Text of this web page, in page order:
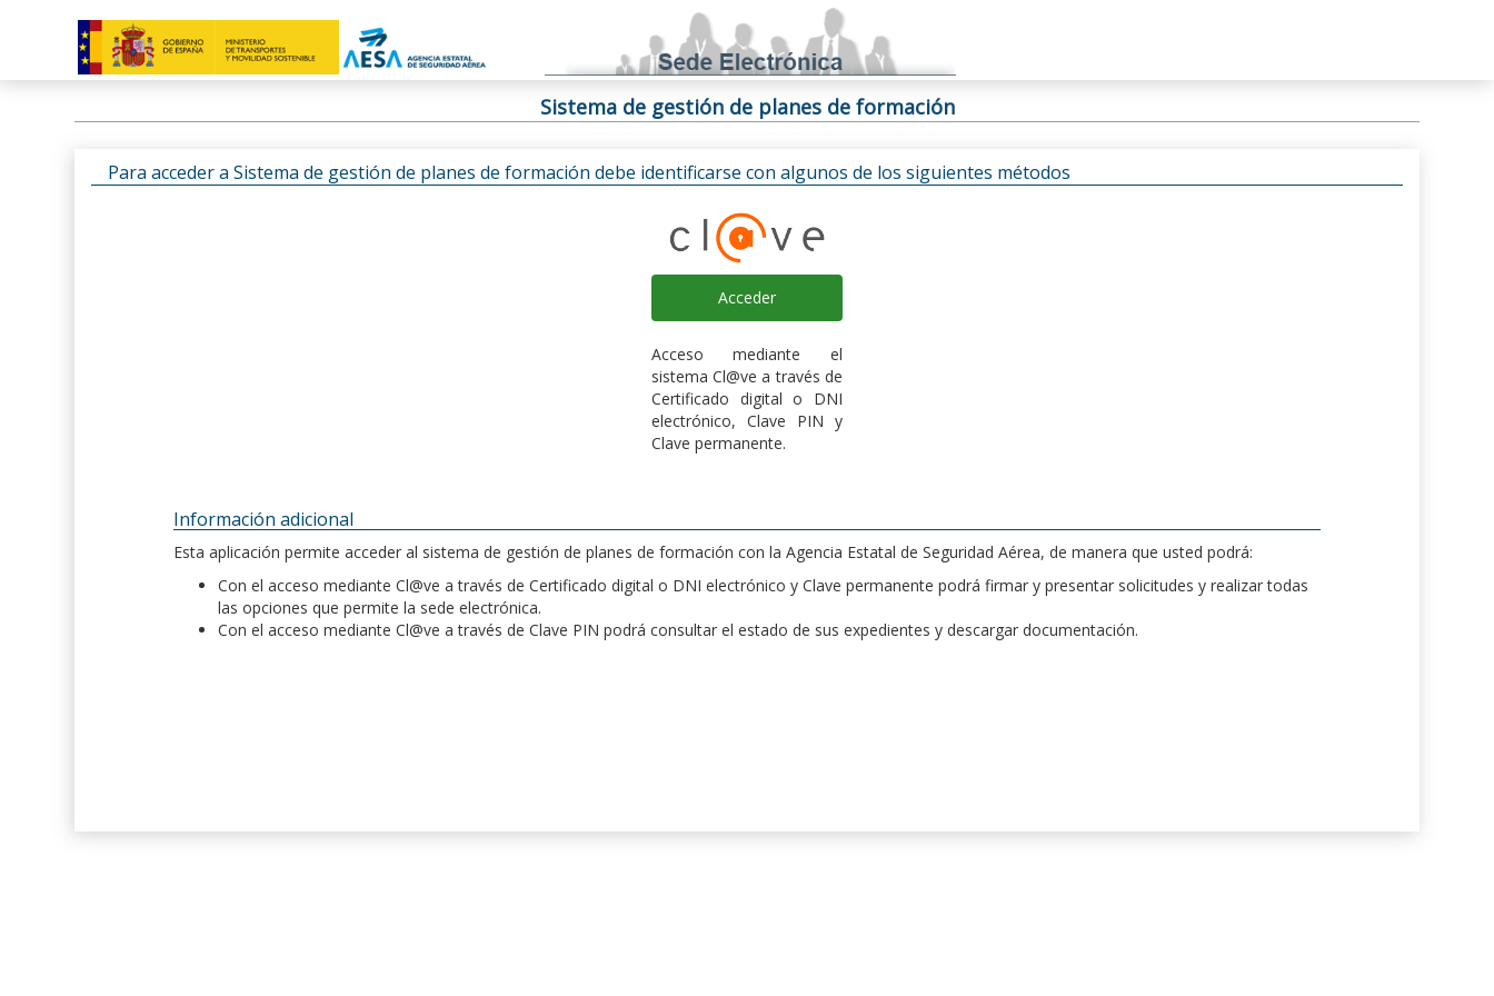
Sistema de gestión de planes de formación
Para acceder a Sistema de gestión de planes de formación debe identificarse con algunos de los siguientes métodos
Acceder
Acceso mediante el
sistema Cl@ve a través de
Certificado digital o DNI
electrónico, Clave PIN y
Clave permanente.
Información adicional
Esta aplicación permite acceder al sistema de gestión de planes de formación con la Agencia Estatal de Seguridad Aérea, de manera que usted podrá:
Con el acceso mediante Cl@ve a través de Certificado digital o DNI electrónico y Clave permanente podrá firmar y presentar solicitudes y realizar todas
las opciones que permite la sede electrónica.
Con el acceso mediante Cl@ve a través de Clave PIN podrá consultar el estado de sus expedientes y descargar documentación.